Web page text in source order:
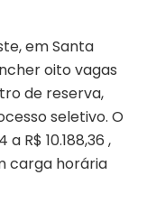
em Santa
oito vagas
de reserva,
seletivo. O
R$ 10.188,36 ,
carga horária